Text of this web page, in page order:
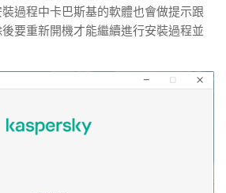
過程中卡巴斯基的軟體也會做提示跟
要重新開機才能繼續進行安裝過程並